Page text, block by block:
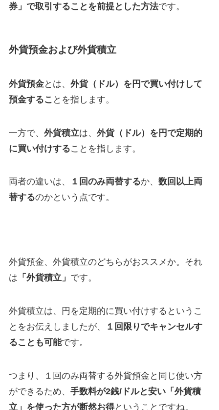
券」で取引することを前提とした方法です。
外貨預金および外貨積立
外貨預金とは、 外貨（ドル）を円で買い付けして
預金するこ とを指します。
一方で、 外貨積立は、 外貨（ドル）を円で定期的
に買い付けすることを指します。
両者の違いは、 １回のみ両替するか、 数回以上両
替するのかという点です。
外貨預金、外貨積立のどちらがおススメか。それ
は 「外貨積立」 です。
外貨積立は、円を定期的に買い付けするというこ
とをお伝えしましたが、
１回限りでキャンセルす
ることも可能です。
つまり、１回のみ両替する外貨預金と同じ使い方
ができるため、 手数料が2銭/ドルと安い「外貨積
立」を使った方が断然お得ということですね。